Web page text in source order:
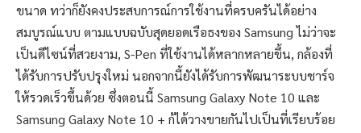
ขนาด ทว่าก็ยังคงประสบการณ์การใช้งานที่ครบครันได้อย่าง
สมบูรณ์แบบ ตามแบบฉบับสุดยอดเรือธงของ Samsung ไม่ว่าจะ
เป็นดีไซน์ที่สวยงาม, S-Pen ที่ใช้งานได้หลากหลายขึ้น, กล้องที่
ได้รับการปรับปรุงใหม่ นอกจากนี้ยังได้รับการพัฒนาระบบชาร์จ
ให้รวดเร็วขึ้นด้วย ซึ่งตอนนี้ Samsung Galaxy Note 10 และ
Samsung Galaxy Note 10 + ก้ได้วางขายกันไปเป็นที่เรียบร้อย